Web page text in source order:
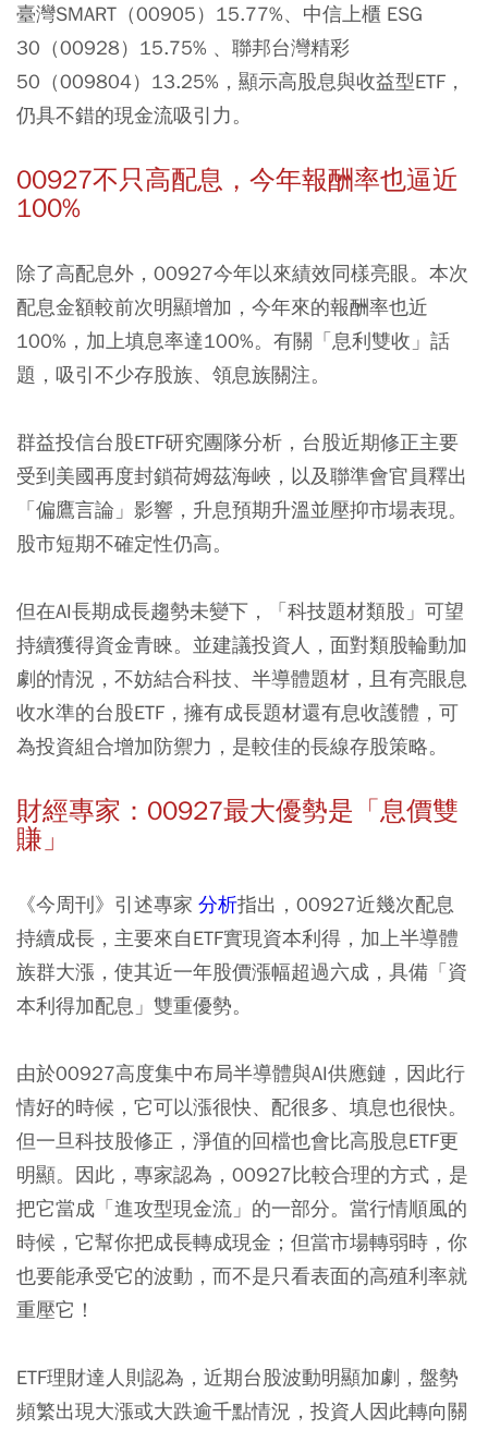
臺灣SMART（00905）15.77%、中信上櫃 ESG
30（00928）15.75% 、聯邦台灣精彩
50（009804）13.25%，顯示高股息與收益型ETF，
仍具不錯的現金流吸引力。
00927不只高配息，今年報酬率也逼近
100%
除了高配息外，00927今年以來績效同樣亮眼。本次
配息金額較前次明顯增加，今年來的報酬率也近
100%，加上填息率達100%。有關「息利雙收」話
題，吸引不少存股族、領息族關注。
群益投信台股ETF研究團隊分析，台股近期修正主要
受到美國再度封鎖荷姆茲海峽，以及聯準會官員釋出
「偏鷹言論」影響，升息預期升溫並壓抑市場表現。
股市短期不確定性仍高。
但在AI長期成長趨勢未變下，「科技題材類股」可望
持續獲得資金青睞。並建議投資人，面對類股輪動加
劇的情況，不妨結合科技、半導體題材，且有亮眼息
收水準的台股ETF，擁有成長題材還有息收護體，可
為投資組合增加防禦力，是較佳的長線存股策略。
財經專家：00927最大優勢是「息價雙
賺」
《今周刊》引述專家 分析指出，00927近幾次配息
持續成長，主要來自ETF實現資本利得，加上半導體
族群大漲，使其近一年股價漲幅超過六成，具備「資
本利得加配息」雙重優勢。
由於00927高度集中布局半導體與AI供應鏈，因此行
情好的時候，它可以漲很快、配很多、填息也很快。
但一旦科技股修正，淨值的回檔也會比高股息ETF更
明顯。因此，專家認為，00927比較合理的方式，是
把它當成「進攻型現金流」的一部分。當行情順風的
時候，它幫你把成長轉成現金；但當市場轉弱時，你
也要能承受它的波動，而不是只看表面的高殖利率就
重壓它！
ETF理財達人則認為，近期台股波動明顯加劇，盤勢
頻繁出現大漲或大跌逾千點情況，投資人因此轉向關